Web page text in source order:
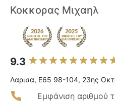
Κοκκορας Μιχαηλ
9.3
Λαρισα, E65 98-104, 23ης
Εμφάνιση αριθμού